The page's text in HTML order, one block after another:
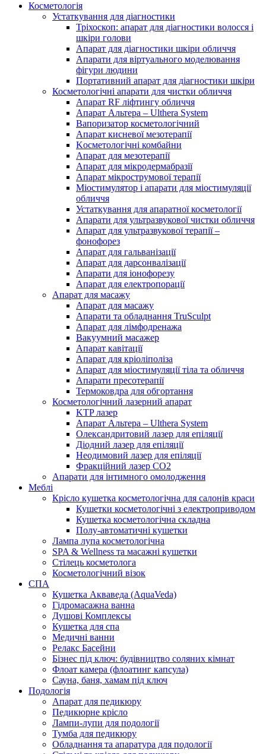
Косметологія
Устаткування для діагностики
Тріхоскоп: апарат для діагностики волосся і
шкіри голови
Апарат для діагностики шкіри обличчя
Апарати для віртуального моделювання
фігури людини
Портативний апарат для діагностики шкіри
Косметологічні апарати для чистки обличчя
Апарат RF ліфтингу обличчя
Апарат Альтера – Ulthera System
Вапоризатор косметологічний
Апарат кисневої мезотерапії
Kосметологічні комбайни
Апарат для мезотерапії
Апарат для мікродермабразії
Апарат мікрострумової терапії
Міостимулятор і апарати для міостимуляції
обличчя
Устаткування для апаратної косметології
Апарати для ультразвукової чистки обличчя
Апарат для ультразвукової терапії –
фонофорез
Апарат для гальванізації
Апарат для дарсонвалізації
Апарати для іонофорезу
Апарат для електропорації
Апарат для масажу
Апарат для масажу
Апарати та обладнання TruSculpt
Апарат для лімфодренажа
Вакуумний масажер
Aпарат кавітації
Апарат для кріоліполіза
Апарат для міостимуляції тіла та обличчя
Aпарати пресотерапії
Термоковдра для обгортання
Косметологічний лазерний апарат
KTP лазер
Апарат Альтера – Ulthera System
Олександритовий лазер для епіляції
Діодний лазер для епіляції
Неодимовий лазер для епіляції
Фракційний лазер СО2
Апарати для інтимного омолодження
Меблі
Крісло кушетка косметологічна для салонів краси
Кушетки косметологічні з електроприводом
Кушетка косметологічна складна
Полу-автоматичні кушетки
Лампа лупа косметологічна
SPA & Wellness та масажні кушетки
Стілець косметолога
Косметологічний візок
СПА
Кушетка Акваведа (AquaVeda)
Гідромасажна ванна
Душові Комплексы
Кушетка для спа
Медичні ванни
Релакс Басейни
Бізнес під ключ: будівництво соляних кімнат
Флоат камера (флоатинг капсула)
Сауна, баня, хамам під ключ
Подологія
Апарат для педикюру
Педикюрне крісло
Лампи-лупи для подології
Тумба для педикюру
Обладнання та апаратура для подології